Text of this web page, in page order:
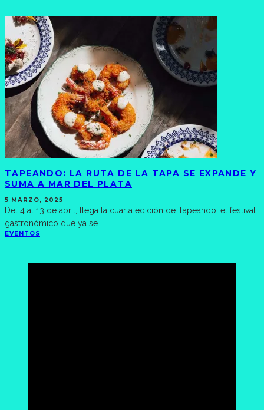
TAPEANDO: LA RUTA DE LA TAPA SE EXPANDE Y
SUMA A MAR DEL PLATA
5 MARZO, 2025
Del 4 al 13 de abril, llega la cuarta edición de Tapeando, el festival
gastronómico que ya se
EVENTOS